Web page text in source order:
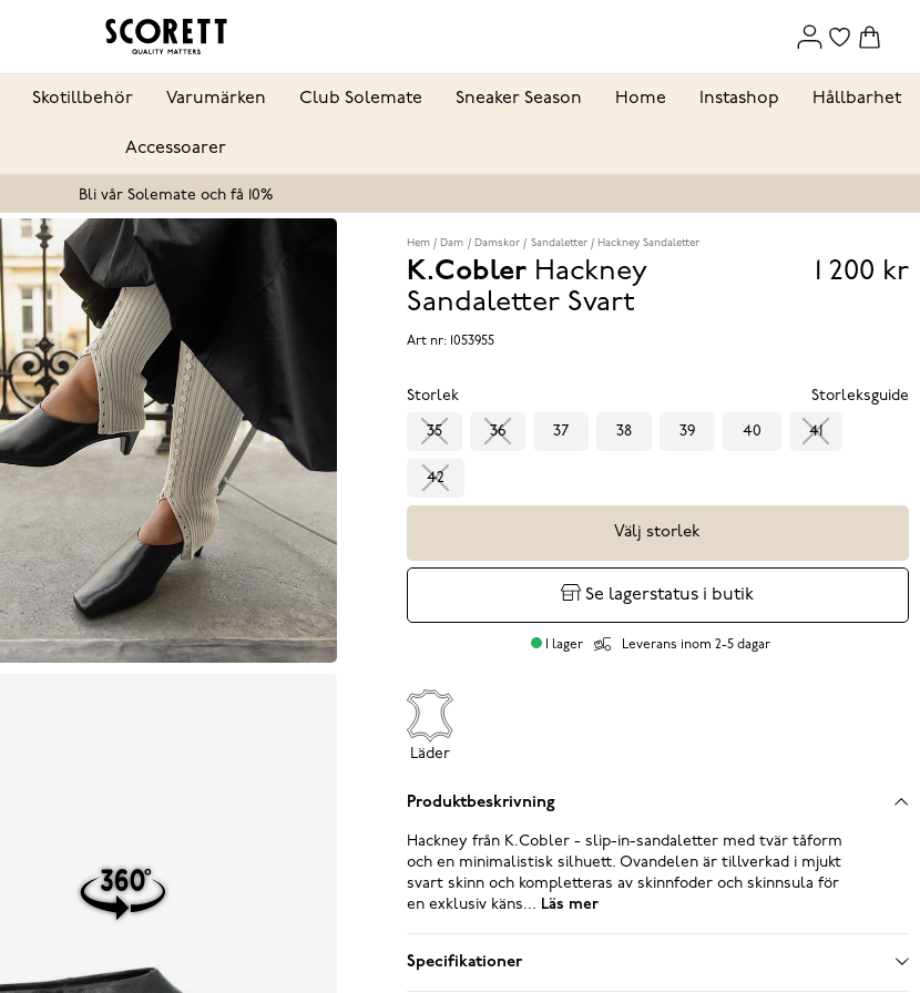
Skotillbehör Varumärken Club Solemate Sneaker Season Home Instashop Hållbarhet
Accessoarer
Bli vår Solemate och få 10%
Hem Dam Damskor Sandaletter Hackney Sandaletter
K.Cobler Hackney
Sandaletter Svart
Pris
1 200 kr
Art nr: 1053955
Storlek Storleksguide
35 36 37 38 39 40 41
42
Välj storlek
Se lagerstatus i butik
I lager Leverans inom 2-5 dagar
Läder
Produktbeskrivning
Hackney från K.Cobler - slip-in-sandaletter med tvär tåform
och en minimalistisk silhuett. Ovandelen är tillverkad i mjukt
svart skinn och kompletteras av skinnfoder och skinnsula för
en exklusiv käns... Läs mer
Specifikationer